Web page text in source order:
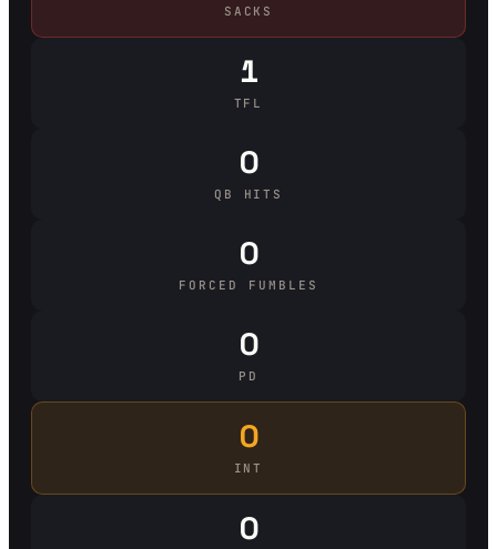
SACKS
1
TFL
0
QB HITS
0
FORCED FUMBLES
0
PD
0
INT
0